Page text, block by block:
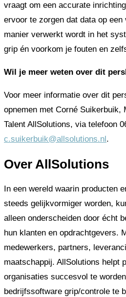
vraagt om een accurate
ervoor te zorgen dat data op
manier verwerkt wordt in het
grip én voorkom je fouten en
Wil je meer weten over dit
Voor meer informatie over dit
opnemen met Corné Suikerbuik,
Talent AllSolutions, via telefoon
c.suikerbuik@allsolutions.nl.
Over AllSolutions
In een wereld waarin producten
steeds gelijkvormiger worden,
alleen onderscheiden door écht
hun klanten en opdrachtgevers.
medewerkers, partners,
maatschappij. AllSolutions helpt
organisaties succesvol te
bedrijfssoftware grip/controle te